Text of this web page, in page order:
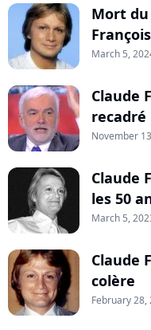
Mort du
François
March 5,
Claude
recadré
November
Claude
les 50
March 5,
Claude
colère
February 28,